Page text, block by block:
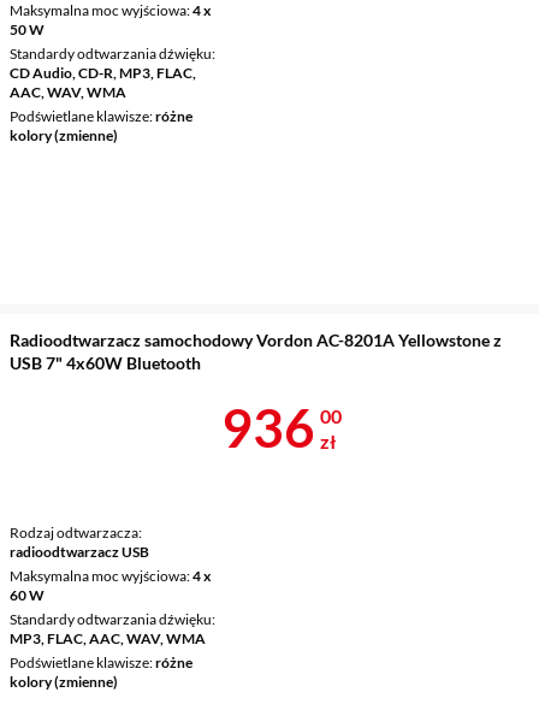
Maksymalna moc wyjściowa 4 x
50 W
Standardy odtwarzania dźwięku
CD Audio, CD-R, MP3, FLAC,
AAC, WAV, WMA
Podświetlane klawisze różne
kolory (zmienne)
Radioodtwarzacz samochodowy Vordon AC-8201A Yellowstone z
USB 7" 4x60W Bluetooth
Rodzaj odtwarzacza
radioodtwarzacz USB
Maksymalna moc wyjściowa 4 x
60 W
Standardy odtwarzania dźwięku
MP3, FLAC, AAC, WAV, WMA
Podświetlane klawisze różne
kolory (zmienne)
Cena 936 zł
936 00
zł